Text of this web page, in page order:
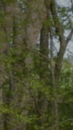
c
o
n
t
n
u